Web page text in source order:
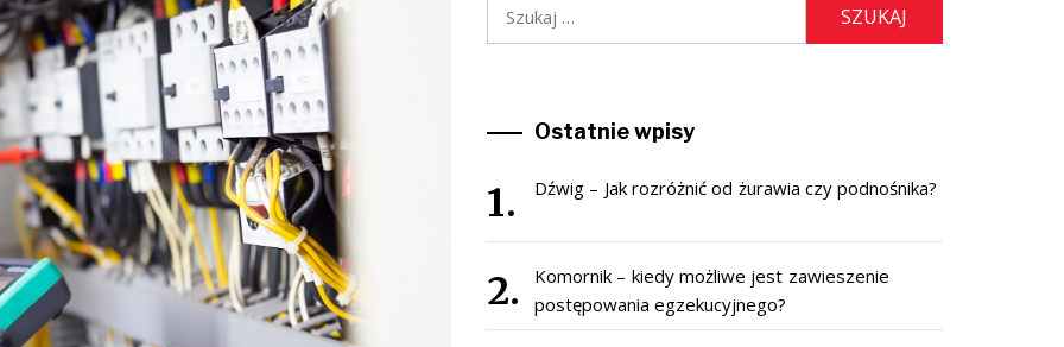
Ostatnie wpisy
Dźwig – Jak rozróżnić od żurawia czy podnośnika?
Komornik – kiedy możliwe jest zawieszenie
postępowania egzekucyjnego?